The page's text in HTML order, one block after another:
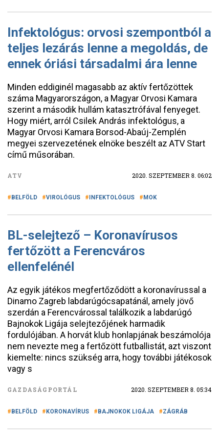
Infektológus: orvosi szempontból a
teljes lezárás lenne a megoldás, de
ennek óriási társadalmi ára lenne
Minden eddiginél magasabb az aktív fertőzöttek
száma Magyarországon, a Magyar Orvosi Kamara
szerint a második hullám katasztrófával fenyeget.
Hogy miért, arról Csilek András infektológus, a
Magyar Orvosi Kamara Borsod-Abaúj-Zemplén
megyei szervezetének elnöke beszélt az ATV Start
című műsorában.
ATV 2020. SZEPTEMBER 8. 06:02
BELFÖLD VIROLÓGUS INFEKTOLÓGUS MOK
BL-selejtező – Koronavírusos
fertőzött a Ferencváros
ellenfelénél
Az egyik játékos megfertőződött a koronavírussal a
Dinamo Zagreb labdarúgócsapatánál, amely jövő
szerdán a Ferencvárossal találkozik a labdarúgó
Bajnokok Ligája selejtezőjének harmadik
fordulójában. A horvát klub honlapjának beszámolója
nem nevezte meg a fertőzött futballistát, azt viszont
kiemelte: nincs szükség arra, hogy további játékosok
vagy s
GAZDASÁGPORTÁL 2020. SZEPTEMBER 8. 05:34
BELFÖLD KORONAVÍRUS BAJNOKOK LIGÁJA ZÁGRÁB